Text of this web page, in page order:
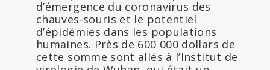
d’émergence du coronavirus des
chauves-souris et le potentiel
d’épidémies dans les populations
humaines. Près de 600 000 dollars de
cette somme sont allés à l’Institut de